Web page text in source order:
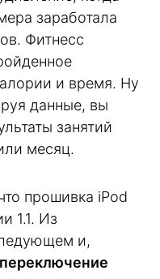
заработала
Фитнесс
и время. Ну
данные, вы
занятий
месяц.
прошивка iPod
1.1. Из
и,
переключение